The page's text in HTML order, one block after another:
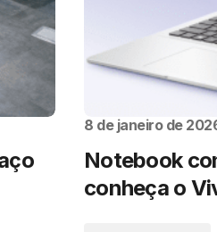
8 de janeiro de
Notebook
conheça o